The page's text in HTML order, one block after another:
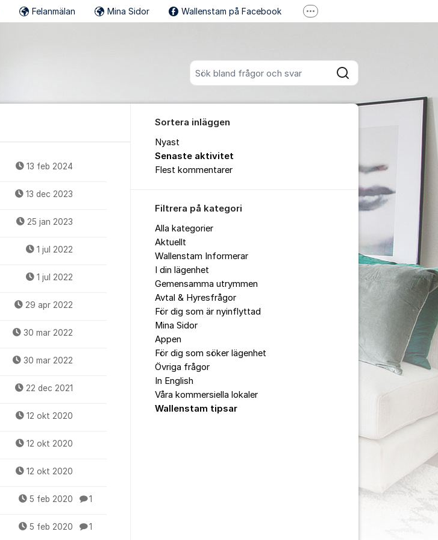
Sök bland alla inlägg
Sök
Felanmälan Mina Sidor Wallenstam på Facebook Fler supportlänkar
13 feb 2024
13 dec 2023
25 jan 2023
1 jul 2022
1 jul 2022
29 apr 2022
30 mar 2022
30 mar 2022
22 dec 2021
12 okt 2020
12 okt 2020
12 okt 2020
5 feb 2020 1
5 feb 2020 1
Sortera inläggen
Nyast
Senaste aktivitet
Flest kommentarer
Filtrera på kategori
Alla kategorier
Aktuellt
Wallenstam Informerar
I din lägenhet
Gemensamma utrymmen
Avtal & Hyresfrågor
För dig som är nyinflyttad
Mina Sidor
Appen
För dig som söker lägenhet
Övriga frågor
In English
Våra kommersiella lokaler
Wallenstam tipsar